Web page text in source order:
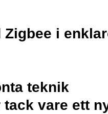
i
teknik
tack vare ett